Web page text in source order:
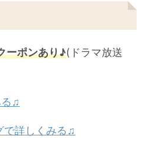
ーポンあり♪(ドラマ放送
♫
詳しくみる♫